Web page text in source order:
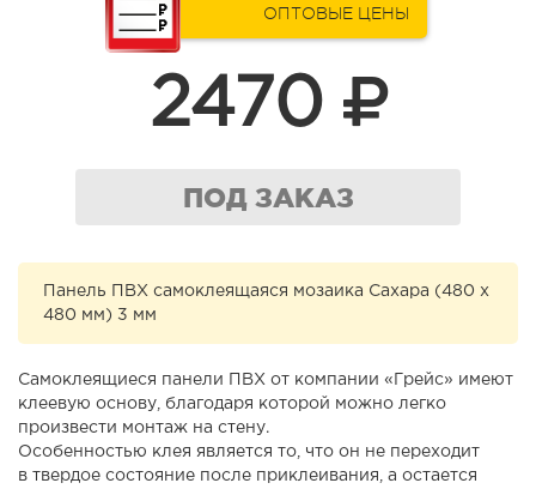
ОПТОВЫЕ ЦЕНЫ
2470
ПОД ЗАКАЗ
Панель ПВХ самоклеящаяся мозаика Сахара (480 х
480 мм) 3 мм
Самоклеящиеся панели ПВХ от компании «Грейс» имеют
клеевую основу, благодаря которой можно легко
произвести монтаж на стену.
Особенностью клея является то, что он не переходит
в твердое состояние после приклеивания, а остается